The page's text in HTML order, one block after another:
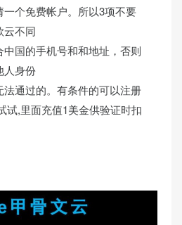
个免费帐户。所以3项不要
云不同
国的手机号和和地址，否则
人身份
通过的。有条件的可以注册
试,里面充值1美金供验证时扣